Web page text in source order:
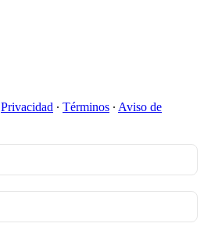
Privacidad ∙ Términos ∙ Aviso de